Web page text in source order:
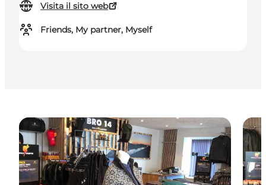
Visita il sito web
Friends, My partner, Myself